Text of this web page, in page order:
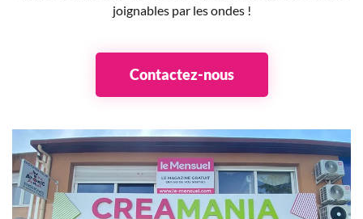
joignables par les ondes !
Contactez-nous